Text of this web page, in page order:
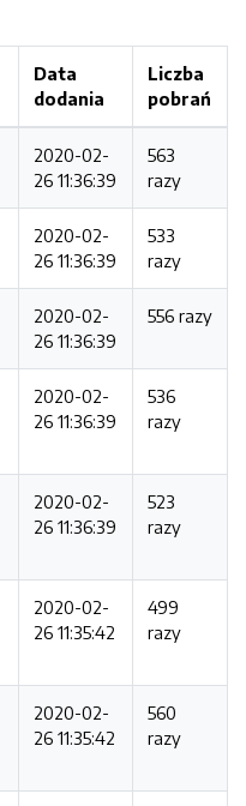
Data
dodania
Liczba
pobrań
2020-02-
26 11:36:39
563
razy
2020-02-
26 11:36:39
533
razy
2020-02-
26 11:36:39
556 razy
2020-02-
26 11:36:39
536
razy
2020-02-
26 11:36:39
523
razy
2020-02-
26 11:35:42
499
razy
2020-02-
26 11:35:42
560
razy